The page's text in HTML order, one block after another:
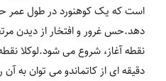
است که یک کوهنورد در طول عمر
دهد.حس غرور و افتخار از دیدن
دقیقه ای از کاتماندو می توان به